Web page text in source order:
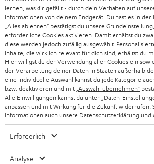
BIS ZU
45 €
RABATT
lernen, was dir gefällt - durch dein Verhalten auf
Informationen von deinem Endgerät. Du hast es in der
„Alles ablehnen“ bestätigst du unsere
erforderliche Cookies aktivieren. Damit erhältst du
diese werden jedoch zufällig ausgewählt.
Inhalte, die wirklich relevant für dich sind, erhältst du
Hier willigst du der Verwendung aller Cookies ein
der Verarbeitung deiner Daten in Staaten außerhalb
eine individuelle Auswahl kannst du jede Kategorie
bzw. deaktivieren und mit „Auswahl übernehmen“
Alle Einwilligungen kannst du unter „Daten-
anpassen und mit Wirkung für die Zukunft widerrufen.
Informationen auch unsere Datenschutzerklärung und
Erforderlich
Analyse